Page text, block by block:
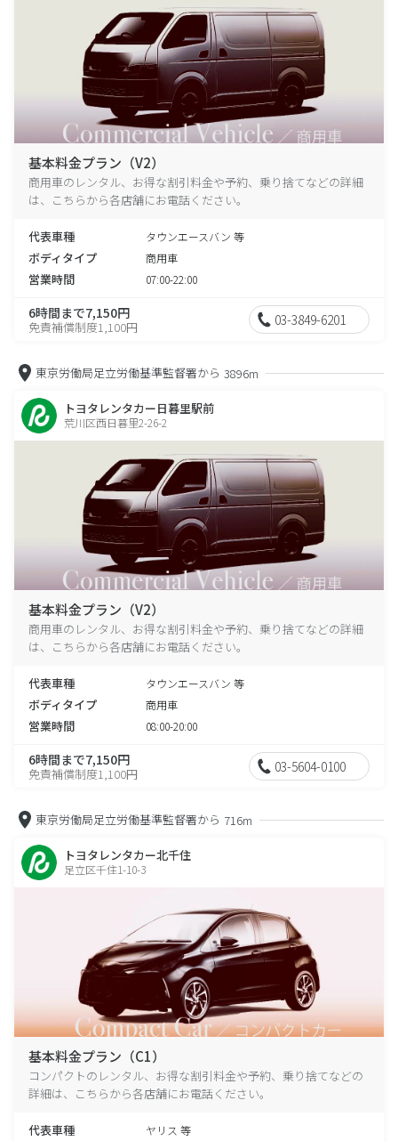
基本料金プラン（V2）
商用車のレンタル、お得な割引料金や予約、乗り捨てなどの詳細
は、こちらから各店舗にお電話ください。
代表車種 タウンエースバン 等
ボディタイプ 商用車
営業時間 07:00-22:00
6時間まで7,150円
免責補償制度1,100円 03-3849-6201
東京労働局足立労働基準監督署から 3896m
トヨタレンタカー日暮里駅前
荒川区西日暮里2-26-2
基本料金プラン（V2）
商用車のレンタル、お得な割引料金や予約、乗り捨てなどの詳細
は、こちらから各店舗にお電話ください。
代表車種 タウンエースバン 等
ボディタイプ 商用車
営業時間 08:00-20:00
6時間まで7,150円
免責補償制度1,100円 03-5604-0100
東京労働局足立労働基準監督署から 716m
トヨタレンタカー北千住
足立区千住1-10-3
基本料金プラン（C1）
コンパクトのレンタル、お得な割引料金や予約、乗り捨てなどの
詳細は、こちらから各店舗にお電話ください。
代表車種 ヤリス 等